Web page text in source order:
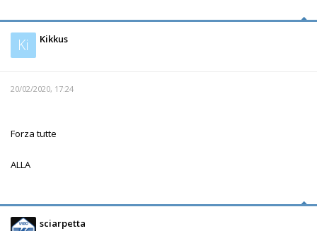
Ki Kikkus
20/02/2020, 17:24
Forza tutte
ALLA
sciarpetta